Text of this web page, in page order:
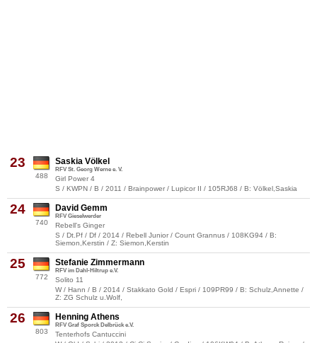
23
488
Saskia Völkel
RFV St. Georg Werne e. V.
Girl Power 4
S / KWPN / B / 2011 / Brainpower / Lupicor II / 105RJ68 / B: Völkel,Saskia
24
740
David Gemm
RFV Gieselwerder
Rebell's Ginger
S / Dt.Pf / Df / 2014 / Rebell Junior / Count Grannus / 108KG94 / B:
Siemon,Kerstin / Z: Siemon,Kerstin
25
772
Stefanie Zimmermann
RFV im Dahl-Hiltrup e.V.
Solito 11
W / Hann / B / 2014 / Stakkato Gold / Espri / 109PR99 / B: Schulz,Annette /
Z: ZG Schulz u.Wolf,
26
803
Henning Athens
RFV Graf Sporck Delbrück e.V.
Tenterhofs Cantuccini